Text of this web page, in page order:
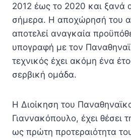
2012 έως το 2020 και ξανά
σήμερα. Η αποχώρησή του
αποτελεί αναγκαία
υπογραφή με τον
τεχνικός έχει ακόμη ένα
σερβική ομάδα.
Η Διοίκηση του
Γιαννακόπουλο, έχει θέσει
ως πρώτη προτεραιότητα